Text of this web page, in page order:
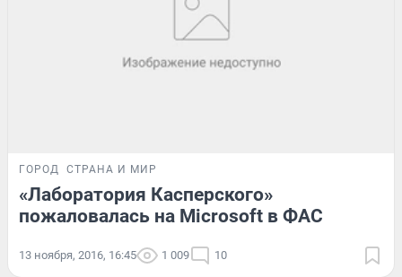
ГОРОД СТРАНА И МИР
«Лаборатория Касперского»
пожаловалась на Microsoft в ФАС
13 ноября, 2016, 16:45 1 009 10